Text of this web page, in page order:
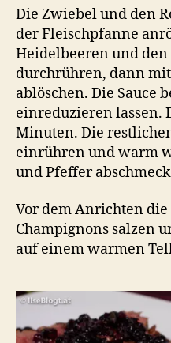
Die Zwiebel und den
der Fleischpfanne
Heidelbeeren und
durchrühren, dann mit
ablöschen. Die Sauce
einreduzieren lassen.
Minuten. Die
einrühren und warm
und Pfeffer
Vor dem Anrichten die
Champignons salzen
auf einem warmen